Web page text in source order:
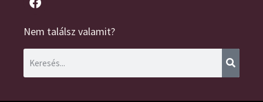
Nem találsz valamit?